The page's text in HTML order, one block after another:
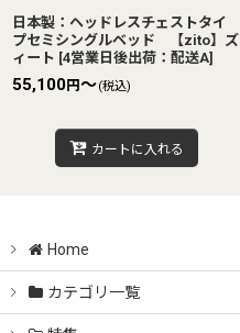
日本製：ヘッドレスチェストタイ
プセミシングルベッド 【zito】ズ
ィート [4営業日後出荷：配送A]
55,100円～(税込)
カートに入れる
Home
カテゴリ一覧